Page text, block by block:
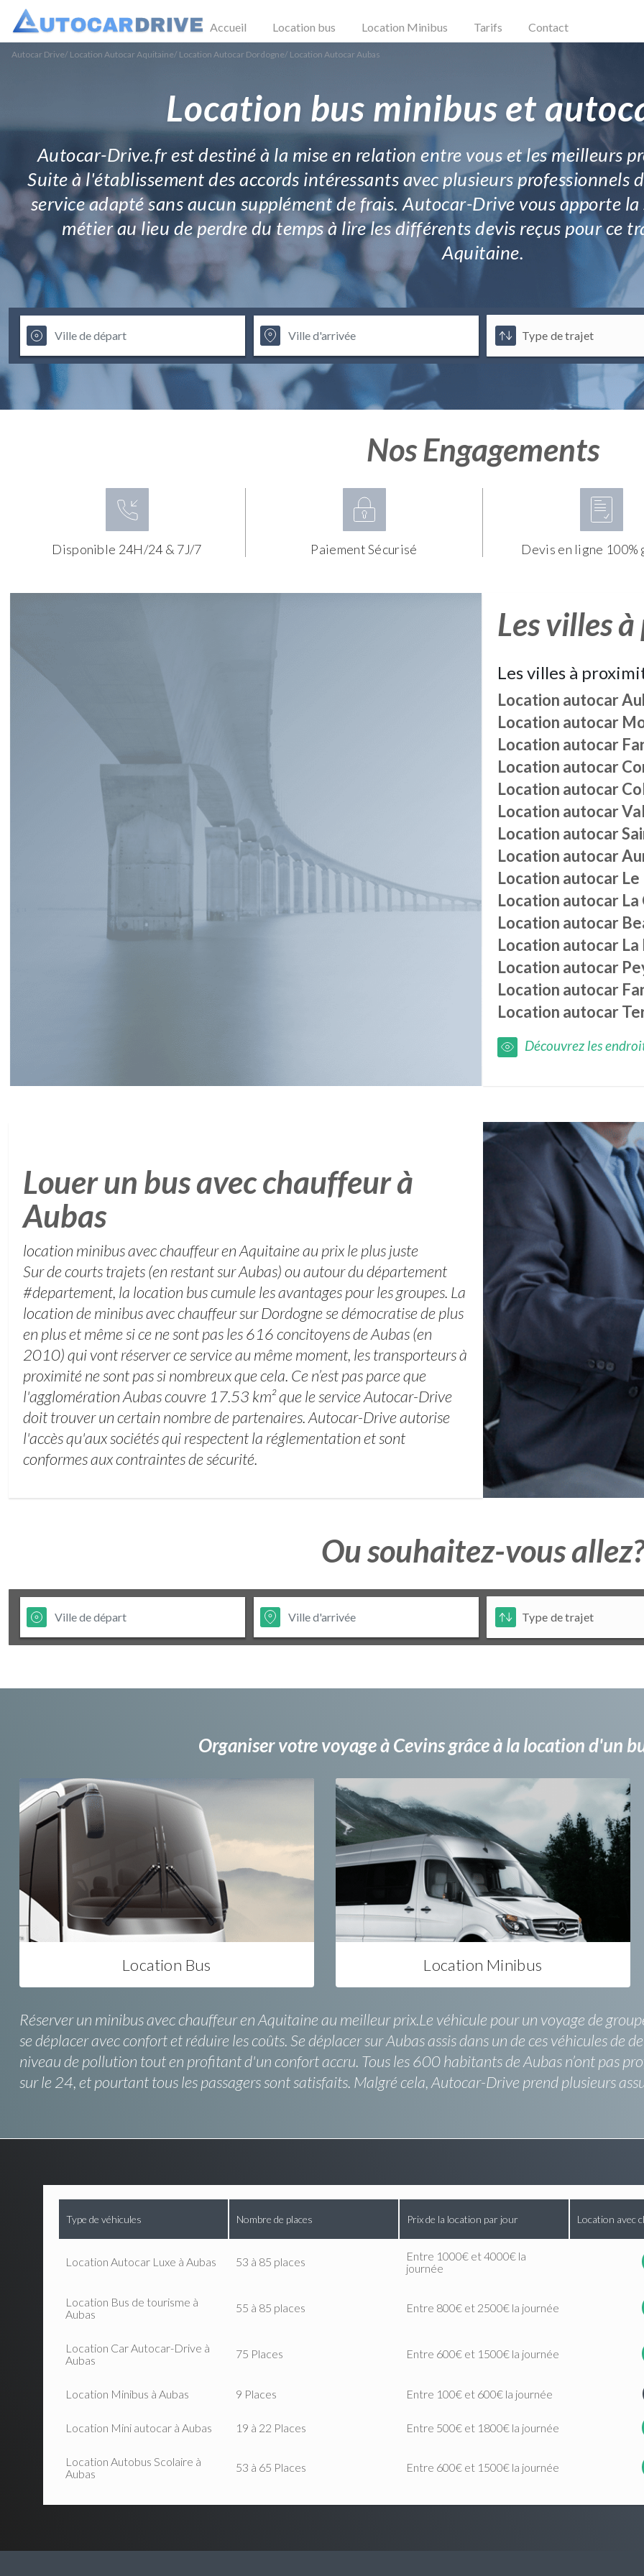
Accueil Location bus Location Minibus Tarifs Contact
Autocar Drive/ Location Autocar Aquitaine/ Location Autocar Dordogne/ Location Autocar Aubas
Location bus minibus et
Autocar-Drive.fr est destiné à la mise en relation entre vous et les meilleurs
Suite à l'établissement des accords intéressants avec plusieurs
service adapté sans aucun supplément de frais. Autocar-Drive vous apporte
métier au lieu de perdre du temps à lire les différents devis reçus pour ce
Aquitaine.
Nos Engagements
Disponible 24H/24 & 7J/7 Paiement Sécurisé Devis en ligne
Les villes
Les villes à
Location autocar
Location autocar
Location autocar
Location autocar
Location autocar
Location autocar
Location autocar
Location autocar
Location autocar
Location autocar
Location autocar
Location autocar
Location autocar
Location autocar
Location autocar
Découvrez les
Louer un bus avec chauffeur à
Aubas
location minibus avec chauffeur en Aquitaine au prix le plus juste
Sur de courts trajets (en restant sur Aubas) ou autour du département
#departement, la location bus cumule les avantages pour les groupes. La
location de minibus avec chauffeur sur Dordogne se démocratise de plus
en plus et même si ce ne sont pas les 616 concitoyens de Aubas (en
2010) qui vont réserver ce service au même moment, les transporteurs à
proximité ne sont pas si nombreux que cela. Ce n’est pas parce que
l'agglomération Aubas couvre 17.53 km² que le service Autocar-Drive
doit trouver un certain nombre de partenaires. Autocar-Drive autorise
l'accès qu'aux sociétés qui respectent la réglementation et sont
conformes aux contraintes de sécurité.
Ou souhaitez-vous allez?
Organiser votre voyage à Cevins grâce à la location d'un
Location Bus Location Minibus
Réserver un minibus avec chauffeur en Aquitaine au meilleur prix.Le véhicule pour un voyage de
se déplacer avec confort et réduire les coûts. Se déplacer sur Aubas assis dans un de ces véhicules de
niveau de pollution tout en profitant d'un confort accru. Tous les 600 habitants de Aubas n’ont pas
sur le 24, et pourtant tous les passagers sont satisfaits. Malgré cela, Autocar-Drive prend plusieurs
Type de véhicules Nombre de places Prix de la location par jour Location avec
Location Autocar Luxe à Aubas 53 à 85 places
Entre 1000€ et 4000€ la
journée
Location Bus de tourisme à
Aubas
55 à 85 places Entre 800€ et 2500€ la journée
Location Car Autocar-Drive à
Aubas
75 Places Entre 600€ et 1500€ la journée
Location Minibus à Aubas 9 Places Entre 100€ et 600€ la journée
Location Mini autocar à Aubas 19 à 22 Places Entre 500€ et 1800€ la journée
Location Autobus Scolaire à
Aubas
53 à 65 Places Entre 600€ et 1500€ la journée